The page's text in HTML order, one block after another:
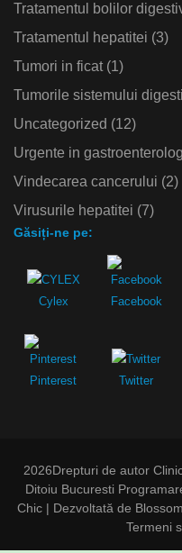
Tratamentul bolilor
Tratamentul hepatitei (3)
Tumori in ficat(1)
Tumorile sistemului
Uncategorized (12)
Urgente in
Vindecarea cancerului (2)
Virusurile hepatitei (7)
Găsiți-ne pe:
Cylex Facebook
Pinterest Twitter
2026Drepturi de autor
Ditoiu Bucuresti
Chic | Dezvoltată de
Termeni